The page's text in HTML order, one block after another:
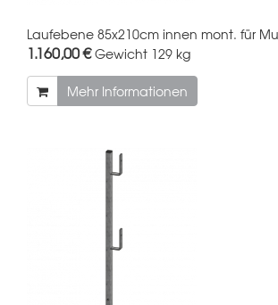
Laufebene 85x210cm innen mont. für
1.160,00 €Gewicht 129 kg
Mehr Informationen